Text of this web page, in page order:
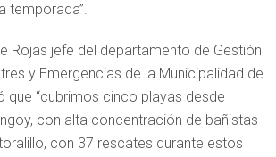
temporada”.
Rojas jefe del departamento de Gestión
y Emergencias de la Municipalidad de
que “cubrimos cinco playas desde
con alta concentración de bañistas
con 37 rescates durante estos